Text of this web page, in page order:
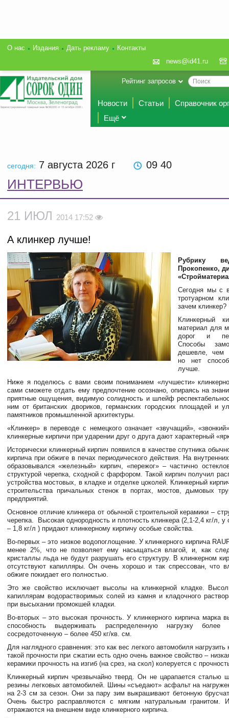
О нас Издания Дать рекламу
Контакты
news@id41.ru
Рейтинг запросов
Новости Статьи
Справочник
Ещё
сегодня: 7 августа 2026 г 09 40
ИНТЕРВЬЮ
21 ИЮЛ 2014 17:52
А клинкер лучше!
Рубрику
Прокопенко,
Сегодня мы с
тротуарном
зачем клинкер?
Клинкерный
материал для
дорог и
Способы
дешевле, чем
но нет
лучше.
Ниже я поделюсь с вами своим пониманием «лучшести»
сами сможете отдать ему предпочтение осознано, опираясь на
приятные ощущения, видимую солидность и шлейф
ним от британских двориков, германских городских площадей и
памятников промышленной архитектуры.
«Клинкер» в переводе с немецкого означает «звучащий»,
клинкерные кирпичи при ударении друг о друга дают характерный
Исторически клинкерный кирпич появился в качестве спутника
кирпича при обжиге в печах периодического действия. На
образовывался «железный» кирпич, «пережог» – частично
структурой черепка, сходной с фарфором. Такой кирпич получил
устройства мостовых, в кладке и отделке цоколей. Клинкерный
строительства причальных стенок в портах, мостов, дымовых
предприятий.
Основное отличие клинкера от обычной строительной керамики –
черепка. Высокая однородность и плотность клинкера (2,1-2,4 кг/л, у
– 1,8 кг/л ) придают клинкерному кирпичу особые свойства.
Во-первых – это низкое водопоглощение. У клинкерного кирпича
менее 2%, что не позволяет ему насыщаться влагой, и, как
кристаллы льда не будут разрушать его структуру. В клинкерном
отсутствуют капилляры. Он очень хорошо и так спрессован, что
обжиге покидает его полностью.
Это же свойство исключает высолы на клинкерной кладке.
капиллярам водорастворимых солей из камня и кладочного
при высыхании промокшей кладки.
Во-вторых – это высокая прочность. У клинкерного кирпича
способность выдерживать распределенную нагрузку
сосредоточенную – более 450 кг/кв. см.
Для наглядного сравнения: это как вес легкого автомобиля
такой прочности при сжатии есть одно очень важное свойство –
керамики прочность на изгиб (на срез, на скол) колеруется с
Клинкерный кирпич чрезвычайно тверд. Он не царапается сталью
резины легковых автомобилей. Шины «съедают» асфальт на
на 2-3 см за сезон. Они за пару зим выкрашивают бетонную
Очень быстро расправляются с мягким натуральным гранитом.
отражаются на внешнем виде клинкерного кирпича.